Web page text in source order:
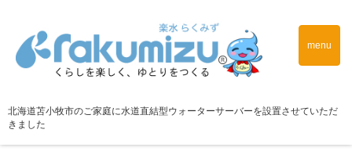
menu
北海道苫小牧市のご家庭に水道直結型ウォーターサーバーを設置させていただ
きました